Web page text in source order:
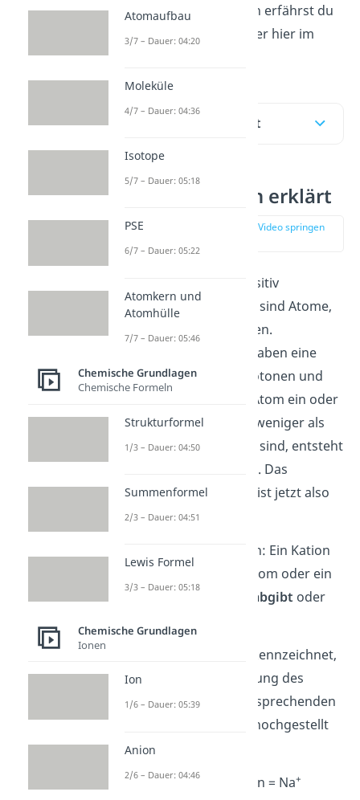
seine Besonderheiten erfährst du
in unserem
oder hier im
Inhaltsübersicht
Kation einfach erklärt
zur Stelle im Video springen
ist ein positiv
geladenes Ion. Ionen sind Atome,
die eine Ladung tragen.
Ungeladene Atome haben eine
gleiche Anzahl an Protonen und
Elektronen. Hat das Atom ein oder
mehrere Elektronen weniger als
Protonen vorhanden sind, entsteht
. Das
vorliegende Teilchen ist jetzt also
ein Kation.
Du kannst dir merken: Ein Kation
entsteht, wenn ein Atom oder ein
Molekül
abgibt oder
Kationen werden gekennzeichnet,
indem du die Abkürzung des
Elements mit der entsprechenden
) dahinter hochgestellt
aufschreibst:
Natrium-Kation = Na+
Atomaufbau
3/7 – Dauer: 04:20
Moleküle
4/7 – Dauer: 04:36
Isotope
5/7 – Dauer: 05:18
PSE
6/7 – Dauer: 05:22
Atomkern und
Atomhülle
7/7 – Dauer: 05:46
Chemische Grundlagen
Chemische Formeln
Strukturformel
1/3 – Dauer: 04:50
Summenformel
2/3 – Dauer: 04:51
Lewis Formel
3/3 – Dauer: 05:18
Chemische Grundlagen
Ionen
Ion
1/6 – Dauer: 05:39
Anion
2/6 – Dauer: 04:46